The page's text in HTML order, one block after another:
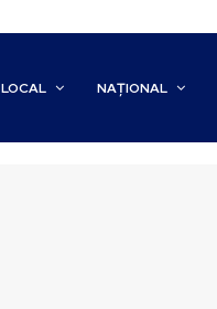
LOCAL NAȚIONAL